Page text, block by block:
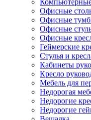
Офисные
Офисные
Офисные
Офисные
Геймерские
Стулья и
Кабинеты
Кресло
Мебель для
Недорогая
Недорогие
Недорогие